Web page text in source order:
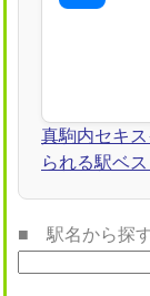
真駒内セキ
られる駅ベ
■ 駅名から探す